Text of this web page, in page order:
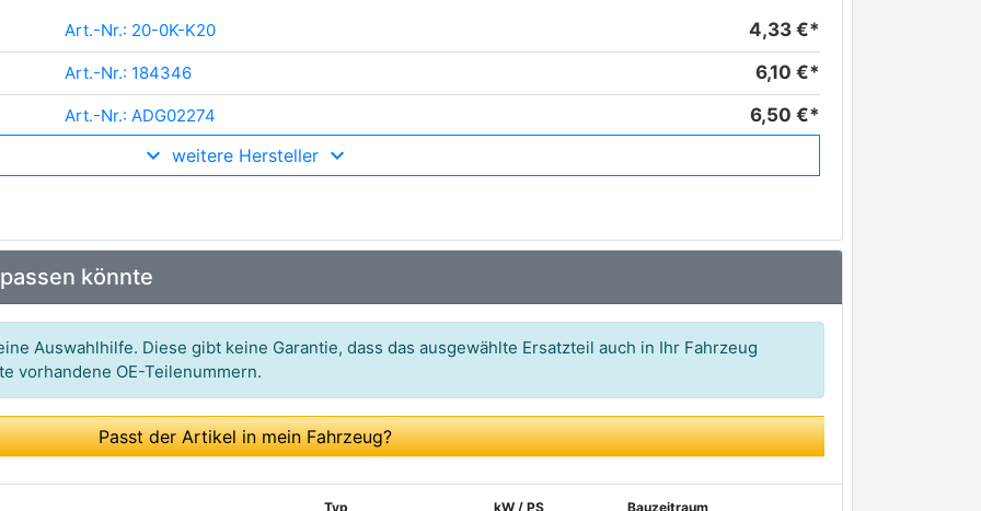
Art.-Nr.: 20-0K-K20 4,33 €*
Art.-Nr.: 184346 6,10 €*
Art.-Nr.: ADG02274 6,50 €*
Art.-Nr.: C 26 018
Art.-Nr.: 28-12 321 0009 7,20 €*
Art.-Nr.: J1320322
Art.-Nr.: AP177/8 7,82 €*
Art.-Nr.: 18376
Art.-Nr.: A1420 10,21 €*
Art.-Nr.: F.026.400.522 11,67 €*
weitere Hersteller
könnte
Auswahlhilfe. Diese gibt keine Garantie, dass das ausgewählte Ersatzteil auch in Ihr Fahrzeug
vorhandene OE-Teilenummern.
Passt der Artikel in mein Fahrzeug?
Typ kW / PS Bauzeitraum